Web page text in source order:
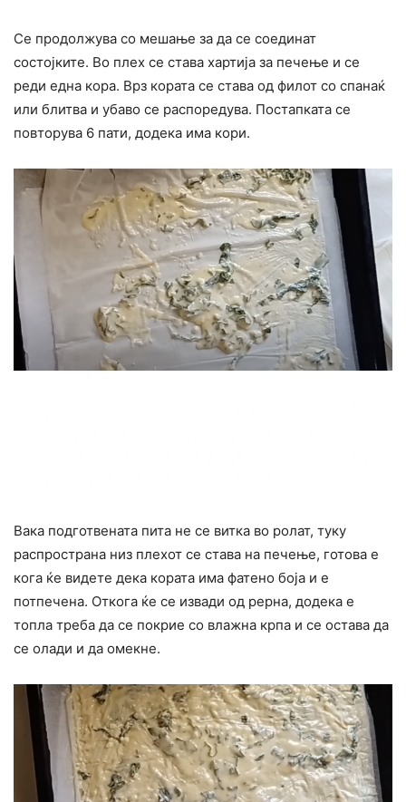
Се продолжува со мешање за да се соединат
состојките. Во плех се става хартија за печење и се
реди една кора. Врз кората се става од филот со спанаќ
или блитва и убаво се распоредува. Постапката се
повторува 6 пати, додека има кори.
Вака подготвената пита не се витка во ролат, туку
распространа низ плехот се става на печење, готова е
кога ќе видете дека кората има фатено боја и е
потпечена. Откога ќе се извади од рерна, додека е
топла треба да се покрие со влажна крпа и се остава да
се олади и да омекне.